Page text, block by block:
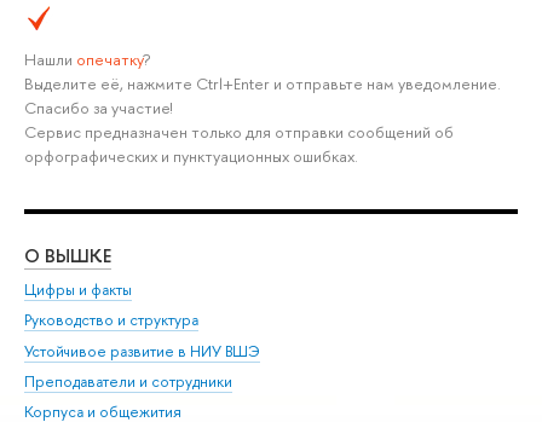
Нашли опечатку?
Выделите её, нажмите Ctrl+Enter и отправьте нам уведомление.
Спасибо за участие!
Сервис предназначен только для отправки сообщений об
орфографических и пунктуационных ошибках.
О ВЫШКЕ
Цифры и факты
Руководство и структура
Устойчивое развитие в НИУ ВШЭ
Преподаватели и сотрудники
Корпуса и общежития